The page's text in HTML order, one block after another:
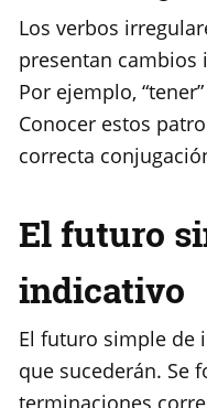
Los verbos
presentan cambios
Por ejemplo,
Conocer estos
correcta
El futuro
indicativo
El futuro simple de
que sucederán. Se
terminaciones